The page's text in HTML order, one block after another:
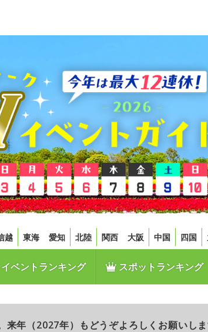
越 東海 愛知 北陸 関西 大阪 中国 四国
ベントランキング スポットランキング
年（2027年）もどうぞよろしくお願いしま